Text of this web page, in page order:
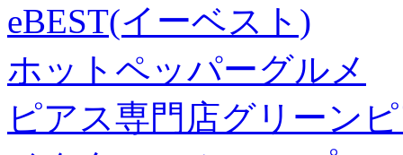
eBEST(イーベスト)
ホットペッパーグルメ
ピアス専門店グリーン